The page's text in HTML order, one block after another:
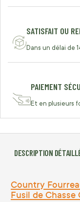
SATISFAIT OU
Dans un délai de
PAIEMENT
Et en plusieurs
DESCRIPTION
Country
Fusil de Chasse